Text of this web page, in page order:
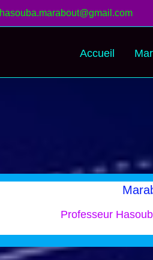
hasouba.marabout@gmail.com
Accueil
Professeur